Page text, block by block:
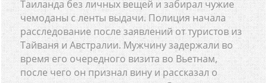
Таиланда без личных вещей и забирал чужие
чемоданы с ленты выдачи. Полиция начала
расследование после заявлений от туристов из
Тайваня и Австралии. Мужчину задержали во
время его очередного визита во Вьетнам,
после чего он признал вину и рассказал о